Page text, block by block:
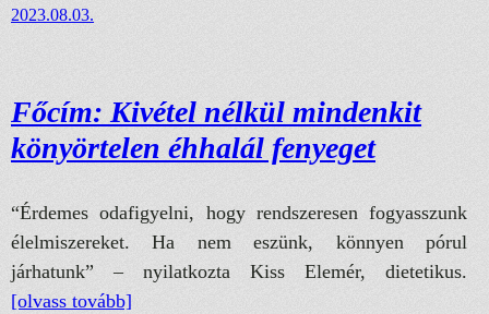
2023.08.03.
Főcím: Kivétel nélkül mindenkit
könyörtelen éhhalál fenyeget
“Érdemes odafigyelni, hogy rendszeresen fogyasszunk
élelmiszereket. Ha nem eszünk, könnyen pórul
járhatunk” – nyilatkozta Kiss Elemér, dietetikus.
[olvass tovább]